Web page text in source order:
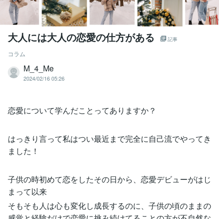
大人には大人の恋愛の仕方がある 記事
コラム
M_4_Me
2024/02/16 05:26
恋愛について学んだことってありますか？
はっきり言って私はつい最近まで完全に自己流でやってき
ました！
子供の時初めて恋をしたその日から、恋愛デビューがはじ
まって以来
そもそも人は心も変化し成長するのに、子供の頃のままの